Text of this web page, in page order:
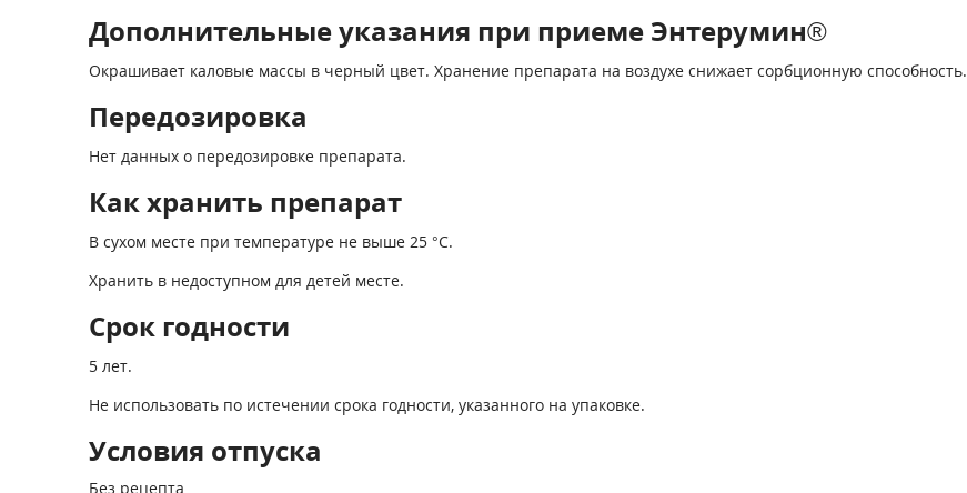
Дополнительные указания при приеме Энтерумин®
Окрашивает каловые массы в черный цвет. Хранение препарата на воздухе снижает сорбционную способность.
Передозировка
Нет данных о передозировке препарата.
Как хранить препарат
В сухом месте при температуре не выше 25 °С.
Хранить в недоступном для детей месте.
Срок годности
5 лет.
Не использовать по истечении срока годности, указанного на упаковке.
Условия отпуска
Без рецепта